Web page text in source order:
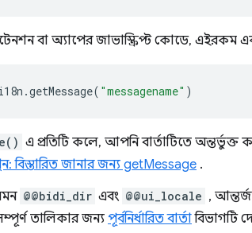
বা অ্যাপের জাভাস্ক্রিপ্ট কোডে, এইরকম
.getMessage( "messagename" )
এ প্রতিটি কলে, আপনি বার্তাটিতে অন্তর্ভুক্ত
বিস্তারিত জানার জন্য getMessage .
@@bidi_dir এবং @@ui_locale ,
তালিকার জন্য পূর্বনির্ধারিত বার্তাবিভাগটি